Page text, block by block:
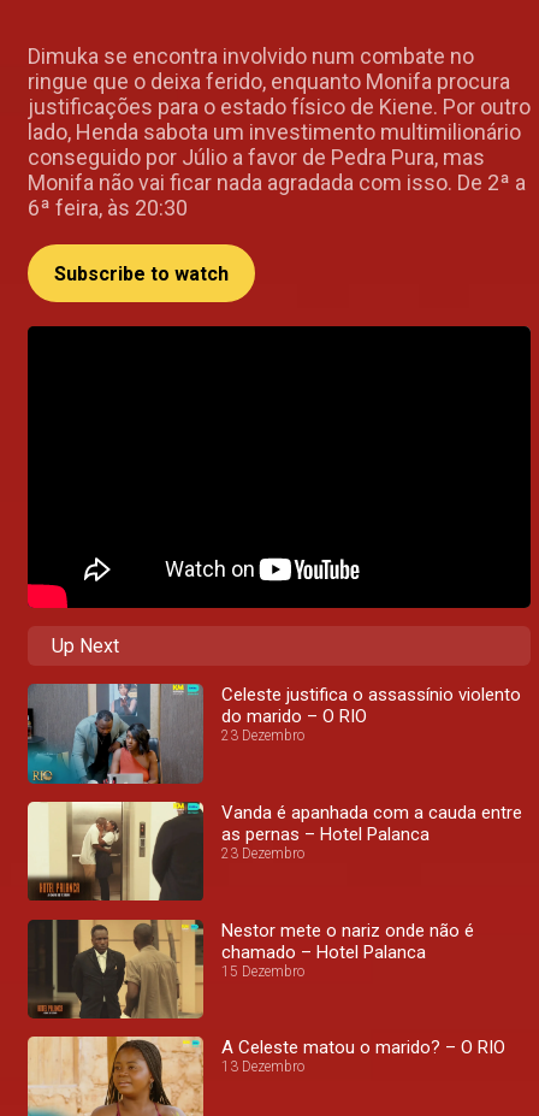
Dimuka se encontra involvido num combate no
ringue que o deixa ferido, enquanto Monifa procura
justificações para o estado físico de Kiene. Por outro
lado, Henda sabota um investimento multimilionário
conseguido por Júlio a favor de Pedra Pura, mas
Monifa não vai ficar nada agradada com isso. De 2ª a
6ª feira, às 20:30
Subscribe to watch
Up Next
Celeste justifica o assassínio violento
do marido – O RIO
23 Dezembro
Vanda é apanhada com a cauda entre
as pernas – Hotel Palanca
23 Dezembro
Nestor mete o nariz onde não é
chamado – Hotel Palanca
15 Dezembro
A Celeste matou o marido? – O RIO
13 Dezembro